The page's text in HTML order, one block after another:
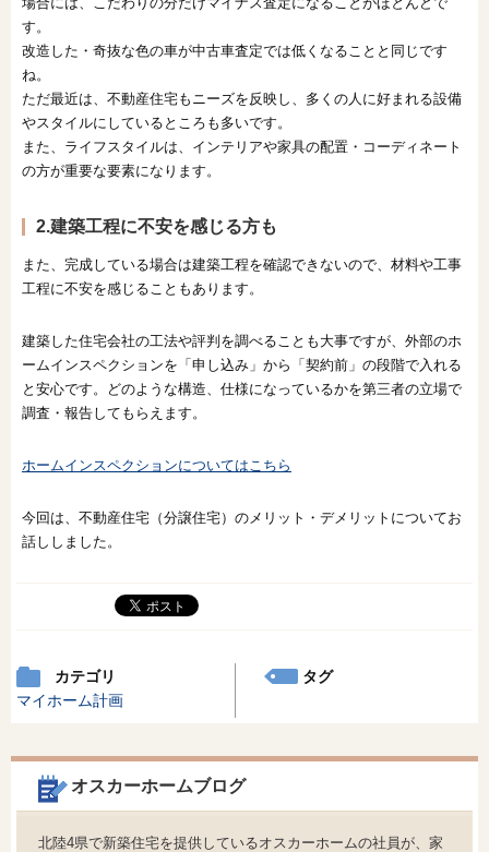
す。
改造した・奇抜な色の車が中古車査定では低くなることと同じです
ね。
ただ最近は、不動産住宅もニーズを反映し、多くの人に好まれる設備
やスタイルにしているところも多いです。
また、ライフスタイルは、インテリアや家具の配置・コーディネート
の方が重要な要素になります。
2.建築工程に不安を感じる方も
また、完成している場合は建築工程を確認できないので、材料や工事
工程に不安を感じることもあります。
建築した住宅会社の工法や評判を調べることも大事ですが、外部のホ
ームインスペクションを「申し込み」から「契約前」の段階で入れる
と安心です。どのような構造、仕様になっているかを第三者の立場で
調査・報告してもらえます。
ホームインスペクションについてはこちら
今回は、不動産住宅（分譲住宅）のメリット・デメリットについてお
話ししました。
カテゴリ
マイホーム計画
タグ
オスカーホームブログ
北陸4県で新築住宅を提供しているオスカーホームの社員が、家